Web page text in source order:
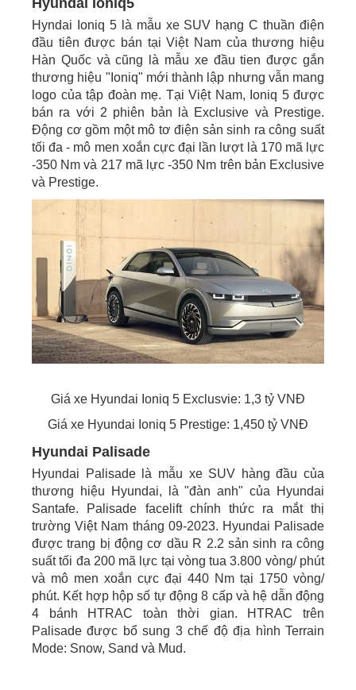
Hyndai Ioniq 5 là mẫu xe SUV hạng C thuần điện
đầu tiên được bán tại Việt Nam của thương hiệu
Hàn Quốc và cũng là mẫu xe đầu tien được gắn
thương hiệu "Ioniq" mới thành lập nhưng vẫn mang
logo của tập đoàn mẹ. Tại Việt Nam, Ioniq 5 được
bán ra với 2 phiên bản là Exclusive và Prestige.
Động cơ gồm một mô tơ điện sản sinh ra công suất
tối đa - mô men xoắn cực đại lần lượt là 170 mã lực
-350 Nm và 217 mã lực -350 Nm trên bản Exclusive
và Prestige.
Giá xe Hyundai Ioniq 5 Exclusvie: 1,3 tỷ VNĐ
Giá xe Hyundai Ioniq 5 Prestige: 1,450 tỷ VNĐ
Hyundai Palisade
Hyundai Palisade là mẫu xe SUV hàng đầu của
thương hiệu Hyundai, là "đàn anh" của Hyundai
Santafe. Palisade facelift chính thức ra mắt thị
trường Việt Nam tháng 09-2023. Hyundai Palisade
được trang bị động cơ dầu R 2.2 sản sinh ra công
suất tối đa 200 mã lực tại vòng tua 3.800 vòng/ phút
và mô men xoắn cực đại 440 Nm tại 1750 vòng/
phút. Kết hợp hộp số tự động 8 cấp và hệ dẫn động
4 bánh HTRAC toàn thời gian. HTRAC trên
Palisade được bổ sung 3 chế độ địa hình Terrain
Mode: Snow, Sand và Mud.